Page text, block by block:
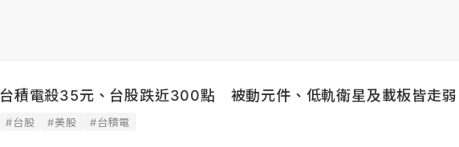
台積電殺35元、台股跌近300點 被動元件、低軌衛星及載板皆走弱
#台股 #美股 #台積電